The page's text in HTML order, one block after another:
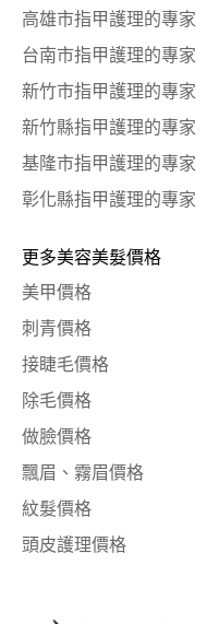
高雄市指甲護理的專家
台南市指甲護理的專家
新竹市指甲護理的專家
新竹縣指甲護理的專家
基隆市指甲護理的專家
彰化縣指甲護理的專家
更多美容美髮價格
美甲價格
刺青價格
接睫毛價格
除毛價格
做臉價格
飄眉、霧眉價格
紋髮價格
頭皮護理價格